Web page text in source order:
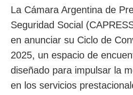
La Cámara Argentina de
Seguridad Social
en anunciar su Ciclo de
2025, un espacio de
diseñado para impulsar la
en los servicios